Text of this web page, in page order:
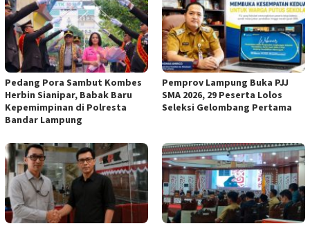
Pedang Pora Sambut Kombes
Herbin Sianipar, Babak Baru
Kepemimpinan di Polresta
Bandar Lampung
Pemprov Lampung Buka PJJ
SMA 2026, 29 Peserta Lolos
Seleksi Gelombang Pertama